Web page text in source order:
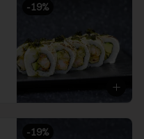
-19%
-19%